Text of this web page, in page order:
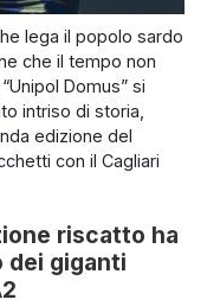
lega il popolo sardo
che il tempo non
Domus” si
intriso di storia,
edizione del
con il Cagliari
riscatto ha
dei giganti